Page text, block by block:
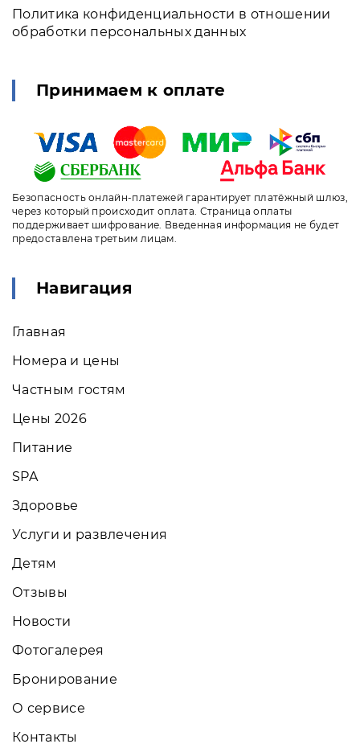
Политика конфиденциальности в отношении
обработки персональных данных
Принимаем к оплате
Безопасность онлайн-платежей гарантирует платёжный шлюз,
через который происходит оплата. Страница оплаты
поддерживает шифрование. Введенная информация не будет
предоставлена третьим лицам.
Навигация
Главная
Номера и цены
Частным гостям
Цены 2026
Питание
SPA
Здоровье
Услуги и развлечения
Детям
Отзывы
Новости
Фотогалерея
Бронирование
О сервисе
Контакты